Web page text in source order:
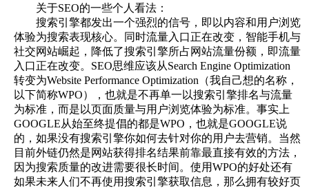
关于SEO的一些个人看法：
搜索引擎都发出一个强烈的信号，即以内容和用户浏览
体验为搜索表现核心。同时流量入口正在改变，智能手机与
社交网站崛起，降低了搜索引擎所占网站流量份额，即流量
入口正在改变。SEO思维应该从Search Engine Optimization
转变为Website Performance Optimization（我自己想的名称，
以下简称WPO），也就是不再单一以搜索引擎排名与流量
为标准，而是以页面质量与用户浏览体验为标准。事实上
GOOGLE从始至终提倡的都是WPO，也就是GOOGLE说
的，如果没有搜索引擎你如何去针对你的用户去营销。当然
目前外链仍然是网站获得排名结果前靠最直接有效的方法，
因为搜索质量的改进需要很长时间。使用WPO的好处还有
如果未来人们不再使用搜索引擎获取信息，那么拥有较好页